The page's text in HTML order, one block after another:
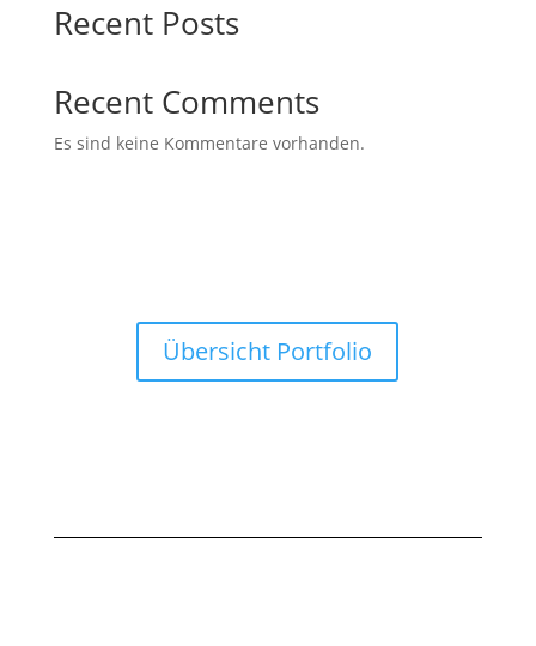
Recent Posts
Recent Comments
Es sind keine Kommentare vorhanden.
Übersicht Portfolio